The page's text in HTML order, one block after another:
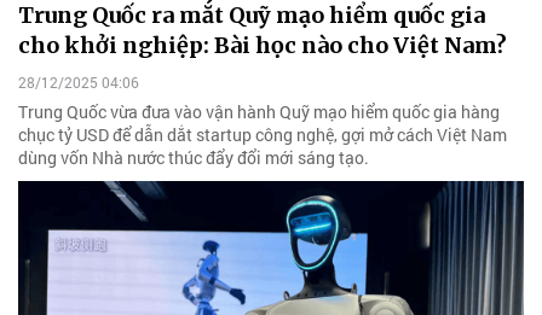
Trung Quốc ra mắt Quỹ mạo hiểm quốc gia
cho khởi nghiệp: Bài học nào cho Việt Nam?
28/12/2025 04:06
Trung Quốc vừa đưa vào vận hành Quỹ mạo hiểm quốc gia hàng
chục tỷ USD để dẫn dắt startup công nghệ, gợi mở cách Việt Nam
dùng vốn Nhà nước thúc đẩy đổi mới sáng tạo.